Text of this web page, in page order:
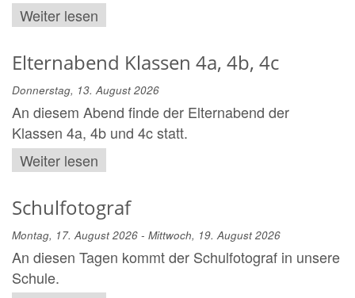
Weiter lesen
Elternabend Klassen 4a, 4b, 4c
Donnerstag, 13. August 2026
An diesem Abend finde der Elternabend der
Klassen 4a, 4b und 4c statt.
Weiter lesen
Schulfotograf
Montag, 17. August 2026 - Mittwoch, 19. August 2026
An diesen Tagen kommt der Schulfotograf in unsere
Schule.